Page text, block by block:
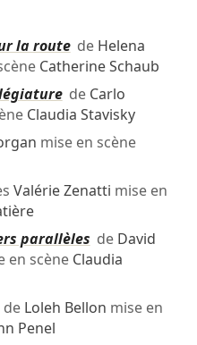
la routede Helena
Catherine Schaub
de Carlo
Claudia Stavisky
mise en scène
Valérie Zenatti mise en
parallèles de David
en scène Claudia
de Loleh Bellon mise en
Penel